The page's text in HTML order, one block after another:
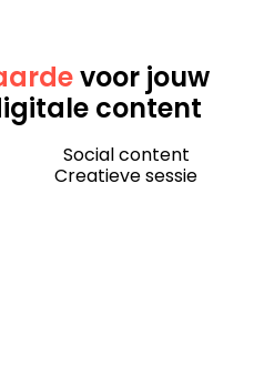
voor jouw
content
Social content
Creatieve sessie